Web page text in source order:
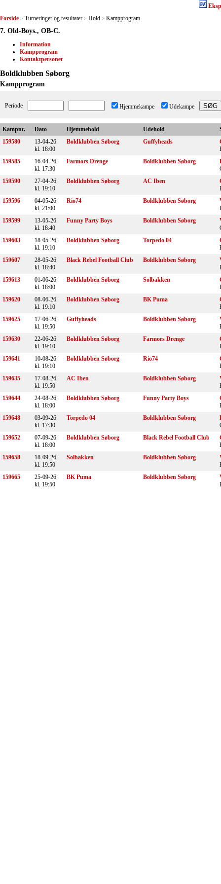
Forside > Turneringer og resultater > Hold > Kampprogram
7. Old-Boys., OB-C.
Information
Kampprogram
Kontaktpersoner
Boldklubben Søborg
Kampprogram
Periode Hjemmekampe Udekampe
Kampnr. Dato Hjemmehold Udehold
159580
13-04-26
kl. 18:00
Boldklubben Søborg Guffyheads
159585
16-04-26
kl. 17:30
Farmors Drenge Boldklubben Søborg
159590
27-04-26
kl. 19:10
Boldklubben Søborg AC Iben
159596
04-05-26
kl. 21:00
Rio74 Boldklubben Søborg
159599
13-05-26
kl. 18:40
Funny Party Boys Boldklubben Søborg
159603
18-05-26
kl. 19:10
Boldklubben Søborg Torpedo 04
159607
28-05-26
kl. 18:40
Black Rebel Football Club Boldklubben Søborg
159613
01-06-26
kl. 18:00
Boldklubben Søborg Solbakken
159620
08-06-26
kl. 19:10
Boldklubben Søborg BK Puma
159625
17-06-26
kl. 19:50
Guffyheads Boldklubben Søborg
159630
22-06-26
kl. 19:10
Boldklubben Søborg Farmors Drenge
159641
10-08-26
kl. 19:10
Boldklubben Søborg Rio74
159635
17-08-26
kl. 19:50
AC Iben Boldklubben Søborg
159644
24-08-26
kl. 18:00
Boldklubben Søborg Funny Party Boys
159648
03-09-26
kl. 17:30
Torpedo 04 Boldklubben Søborg
159652
07-09-26
kl. 18:00
Boldklubben Søborg Black Rebel Football Club
159658
18-09-26
kl. 19:50
Solbakken Boldklubben Søborg
159665
25-09-26
kl. 19:50
BK Puma Boldklubben Søborg